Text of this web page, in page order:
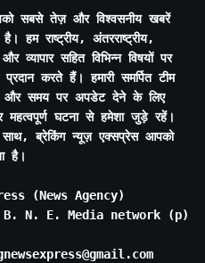
सबसे तेज़ और विश्वसनीय खबरें
हम राष्ट्रीय, अंतरराष्ट्रीय,
व्यापार सहित विभिन्न विषयों पर
करते हैं। हमारी समर्पित टीम
और समय पर अपडेट देने के लिए
महत्वपूर्ण घटना से हमेशा जुड़े रहें।
ब्रेकिंग न्यूज़ एक्सप्रेस आपको
है।
(News Agency)
N. E. Media network (p)